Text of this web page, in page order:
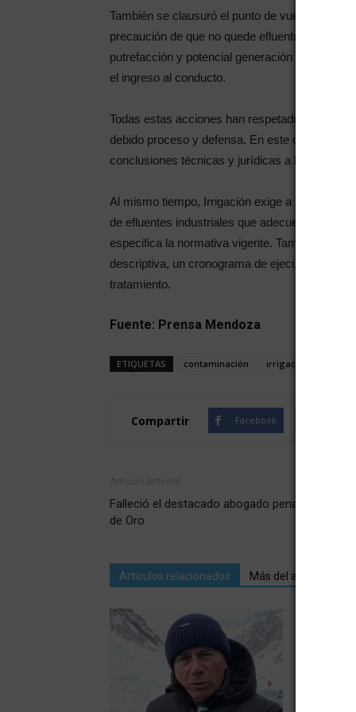
También se clausuró el punto de vuelco de la
precaución de que no quede efluente
putrefacción y potencial generación de gases
el ingreso al conducto.
Todas estas acciones han respetado todas las
debido proceso y defensa. En este caso, los
conclusiones técnicas y jurídicas a las que
Al mismo tiempo, Irrigación exige a la
de efluentes industriales que adecuen la
especifica la normativa vigente. También se
descriptiva, un cronograma de ejecución de
tratamiento.
Fuente: Prensa Mendoza
ETIQUETAS contaminación irrigación
Compartir Facebook
Falleció el destacado abogado penalista
de Oro
Artículos relacionados Más del autor